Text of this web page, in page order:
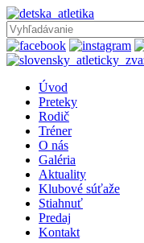
Úvod
Preteky
Rodič
Tréner
O nás
Galéria
Aktuality
Klubové súťaže
Stiahnuť
Predaj
Kontakt